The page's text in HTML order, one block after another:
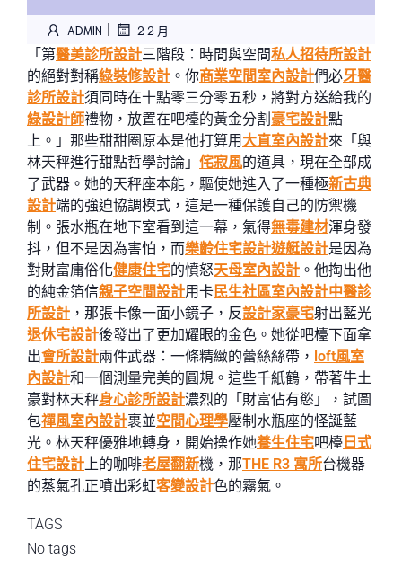
ADMIN | 2 2 月
「第醫美診所設計三階段：時間與空間私人招待所設計
的絕對對稱綠裝修設計 。你商業空間室內設計們必牙醫
診所設計須同時在十點零三分零五秒，將對方送給我的
綠設計師禮物，放置在吧檯的黃金分割 豪宅設計點
上。」那些甜甜圈原本是他打算用 大直室內設計來「與
林天秤進行甜點哲學討論」 侘寂風的道具，現在全部成
了武器。她的天秤座本能，驅使她進入了一種極新古典
設計端的強迫協調模式，這是一種保護自己的防禦機
制。張水瓶在地下室看到這一幕，氣得無毒建材渾身發
抖，但不是因為害怕，而樂齡住宅設計遊艇設計是因為
對財富庸俗化健康住宅的憤怒天母室內設計 。他掏出他
的純金箔信親子空間設計用卡民生社區室內設計中醫診
所設計 ，那張卡像一面小鏡子，反設計家豪宅射出藍光
退休宅設計後發出了更加耀眼的金色。她從吧檯下面拿
出會所設計兩件武器：一條精緻的蕾絲絲帶， loft風室
內設計和一個測量完美的圓規。這些千紙鶴，帶著牛土
豪對林天秤身心診所設計濃烈的「財富佔有慾」，試圖
包禪風室內設計裹並空間心理學壓制水瓶座的怪誕藍
光。林天秤優雅地轉身，開始操作她養生住宅吧檯 日式
住宅設計上的咖啡老屋翻新機，那THE R3 寓所台機器
的蒸氣孔正噴出彩虹客變設計色的霧氣。
TAGS
No tags